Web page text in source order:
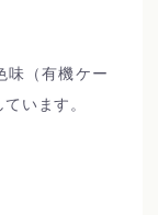
味（有機ケー
います。